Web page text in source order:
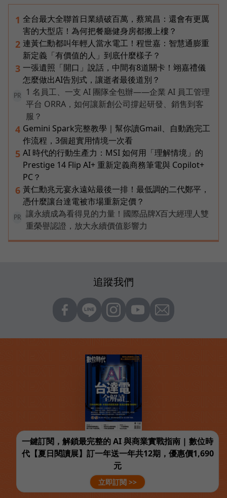
1 全台最大全聯首日業績破百萬，蔡篤昌：還會有更厲
害的大型店！為何把餐廳健身房都搬上樓？
2 連黃仁勳都叫年輕人當水電工！程世嘉：智慧通膨重
新定義「有價值的人」到底什麼樣子？
3 一張遺照「開口」說話，中間有8道關卡！翊嘉禮儀
怎麼做出AI告別式，讓逝者最後道別？
PR
1 名員工、一支 AI 團隊全包辦——企業 AI 員工管理
平台 ORRA，如何讓新創公司撐起研發、銷售到客
服？
4 Gemini Spark完整教學｜幫你讀Gmail、自動跑完工
作流程，3個超實用情境一次看
5 AI 時代的行動生產力：MSI 如何用「理解情境」的
Prestige 14 Flip AI+ 重新定義商務筆電與 Copilot+
PC？
6 黃仁勳兆元宴永遠站最後一排！最低調的二代鄭平，
憑什麼讓台達電被市場重新定價？
PR
讓永續成為看得見的力量！國際品牌X百大經理人雙
重榮譽認證，放大永續價值影響力
追蹤我們
一鍵訂閱，解鎖最完整的 AI 與商業實戰指南 | 數位時
代【夏日閱讀展】訂一年送一年共12期，優惠價1,690
元
立即訂閱 >>